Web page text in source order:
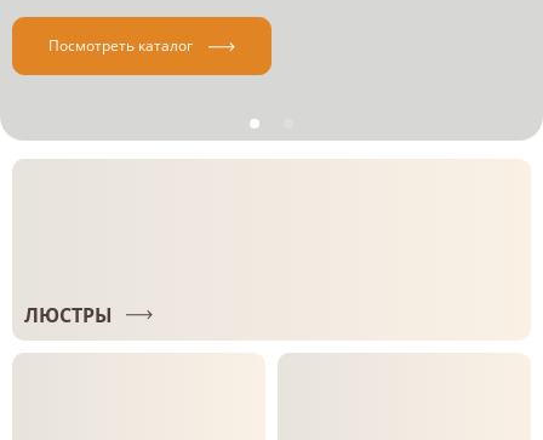
Посмотреть каталог
ЛЮСТРЫ